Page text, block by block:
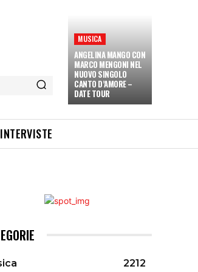
MUSICA
ANGELINA MANGO CON
MARCO MENGONI NEL
NUOVO SINGOLO
CANTO D’AMORE –
DATE TOUR
INTERVISTE
2212